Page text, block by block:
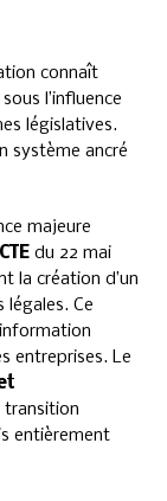
connaît
l’influence
législatives.
système ancré
majeure
du 22 mai
la création d’un
légales. Ce
entreprises. Le
transition
entièrement